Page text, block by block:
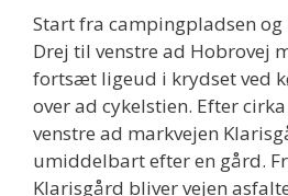
Start fra campingpladsen og
Drej til venstre ad Hobrovej
fortsæt ligeud i krydset ved
over ad cykelstien. Efter
venstre ad markvejen
umiddelbart efter en gård.
Klarisgård bliver vejen